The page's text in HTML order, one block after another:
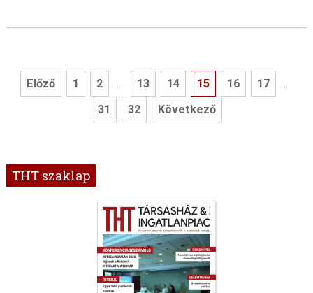
Előző 1 2 ... 13 14 15 16 17 ...
31 32 Következő
THT szaklap